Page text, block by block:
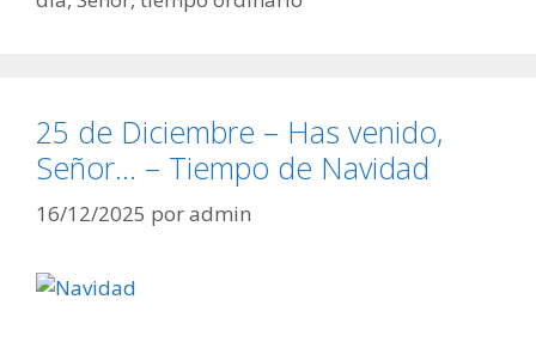
25 de Diciembre – Has venido,
Señor… – Tiempo de Navidad
16/12/2025 poradmin